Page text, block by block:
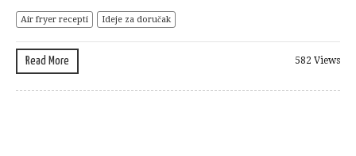
Air fryer recepti Ideje za doručak
Read More 582 Views